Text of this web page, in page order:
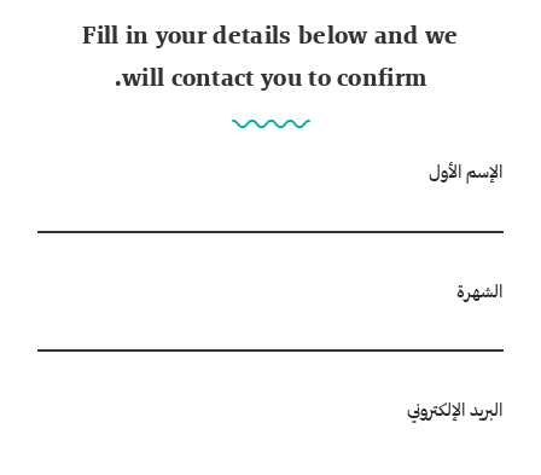
Fill in your details below and we
will contact you to confirm.
الإسم الأول
الشهرة
البريد الإلكتروني